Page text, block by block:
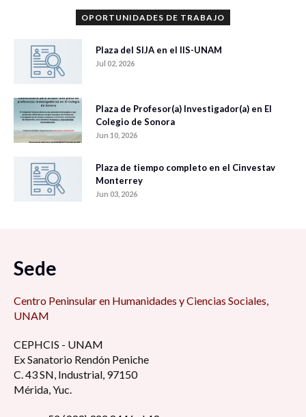
OPORTUNIDADES DE TRABAJO
Plaza del SIJA en el IIS-UNAM
Jul 02, 2026
Plaza de Profesor(a) Investigador(a) en El
Colegio de Sonora
Jun 10, 2026
Plaza de tiempo completo en el Cinvestav
Monterrey
Jun 03, 2026
Sede
Centro Peninsular en Humanidades y Ciencias Sociales,
UNAM
CEPHCIS - UNAM
Ex Sanatorio Rendón Peniche
C. 43 SN, Industrial, 97150
Mérida, Yuc.